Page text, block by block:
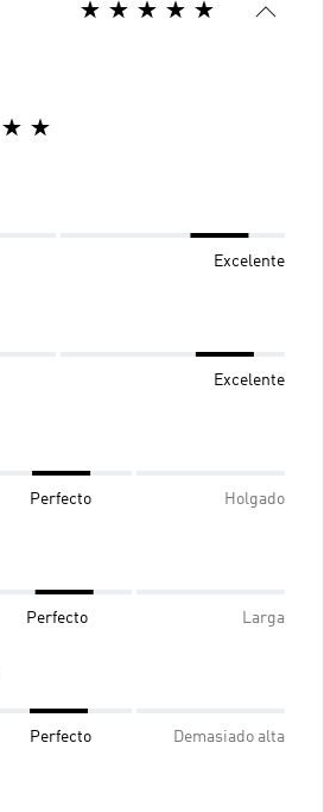
Excelente
Excelente
Perfecto Holgado
Perfecto Larga
Perfecto Demasiado alta